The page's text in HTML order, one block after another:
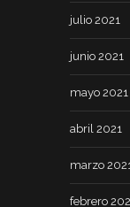
julio 2021
junio 2021
mayo 2021
abril 2021
marzo 2021
febrero